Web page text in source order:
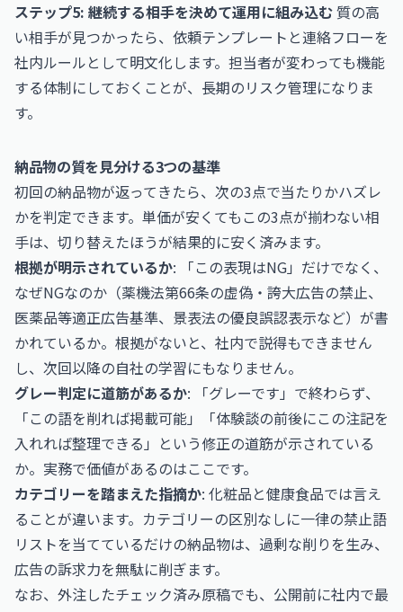
ステップ5: 継続する相手を決めて運用に組み込む質の高
い相手が見つかったら、依頼テンプレートと連絡フローを
社内ルールとして明文化します。担当者が変わっても機能
する体制にしておくことが、長期のリスク管理になりま
す。
納品物の質を見分ける3つの基準
初回の納品物が返ってきたら、次の3点で当たりかハズレ
かを判定できます。単価が安くてもこの3点が揃わない相
手は、切り替えたほうが結果的に安く済みます。
根拠が明示されているか: 「この表現はNG」だけでなく、
なぜNGなのか（薬機法第66条の虚偽・誇大広告の禁止、
医薬品等適正広告基準、景表法の優良誤認表示など）が書
かれているか。根拠がないと、社内で説得もできません
し、次回以降の自社の学習にもなりません。
グレー判定に道筋があるか: 「グレーです」で終わらず、
「この語を削れば掲載可能」「体験談の前後にこの注記を
入れれば整理できる」という修正の道筋が示されている
か。実務で価値があるのはここです。
カテゴリーを踏まえた指摘か: 化粧品と健康食品では言え
ることが違います。カテゴリーの区別なしに一律の禁止語
リストを当てているだけの納品物は、過剰な削りを生み、
広告の訴求力を無駄に削ぎます。
なお、外注したチェック済み原稿でも、公開前に社内で最